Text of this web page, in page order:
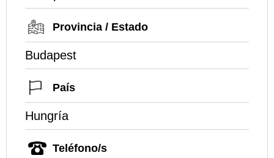
Provincia / Estado
Budapest
País
Hungría
Teléfono/s